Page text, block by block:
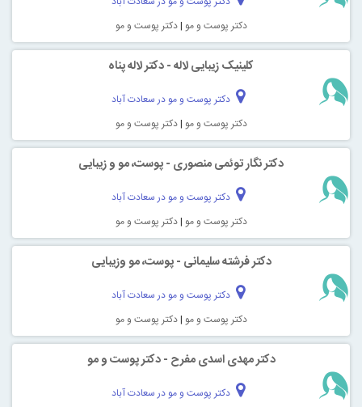
دکتر پوست و مو |دکتر پوست و مو
کلینیک زیبایی لاله - دکتر لاله پناه
دکتر پوست و مو در سعادت آباد
دکتر پوست و مو |دکتر پوست و مو
دکتر نگار توئمی منصوری - پوست، مو و زیبایی
دکتر پوست و مو در سعادت آباد
دکتر پوست و مو |دکتر پوست و مو
دکتر فرشته سلیمانی - پوست، مو وزیبایی
دکتر پوست و مو در سعادت آباد
دکتر پوست و مو |دکتر پوست و مو
دکتر مهدی اسدی مفرح - دکتر پوست و مو
دکتر پوست و مو در سعادت آباد